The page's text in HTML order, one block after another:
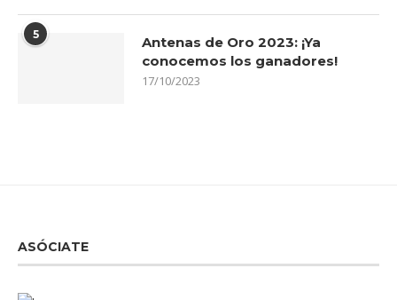
5
Antenas de Oro 2023: ¡Ya
conocemos los ganadores!
17/10/2023
ASÓCIATE